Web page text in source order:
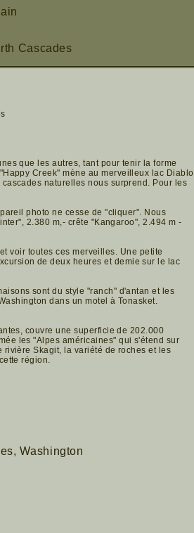
Cascades
que les autres, tant pour tenir la forme
Creek" mène au merveilleux lac Diablo
naturelles nous surprend. Pour les
photo ne cesse de "cliquer". Nous
2.380 m,- crête "Kangaroo", 2.494 m -
voir toutes ces merveilles. Une petite
de deux heures et demie sur le lac
sont du style "ranch" d'antan et les
dans un motel à Tonasket.
couvre une superficie de 202.000
les "Alpes américaines" qui s'étend sur
Skagit, la variété de roches et les
région.
Washington